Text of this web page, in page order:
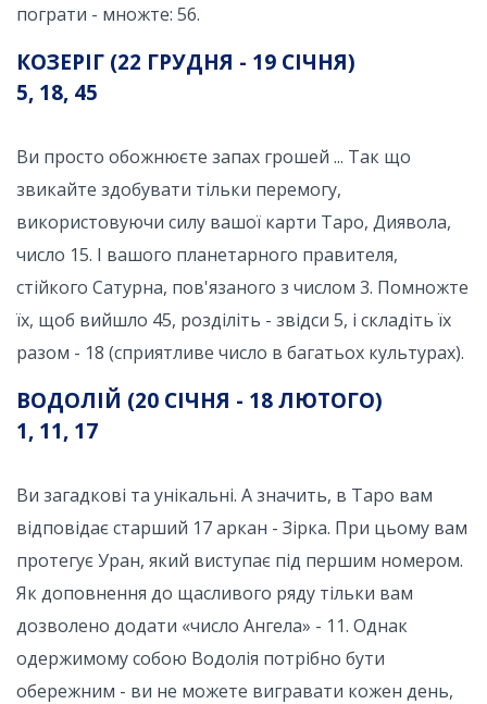
пограти - множте: 56.
КОЗЕРІГ (22 ГРУДНЯ - 19 СІЧНЯ)
5, 18, 45
Ви просто обожнюєте запах грошей ... Так що
звикайте здобувати тільки перемогу,
використовуючи силу вашої карти Таро, Диявола,
число 15. І вашого планетарного правителя,
стійкого Сатурна, пов'язаного з числом 3. Помножте
їх, щоб вийшло 45, розділіть - звідси 5, і складіть їх
разом - 18 (сприятливе число в багатьох культурах).
ВОДОЛІЙ (20 СІЧНЯ - 18 ЛЮТОГО)
1, 11, 17
Ви загадкові та унікальні. А значить, в Таро вам
відповідає старший 17 аркан - Зірка. При цьому вам
протегує Уран, який виступає під першим номером.
Як доповнення до щасливого ряду тільки вам
дозволено додати «число Ангела» - 11. Однак
одержимому собою Водолія потрібно бути
обережним - ви не можете вигравати кожен день,